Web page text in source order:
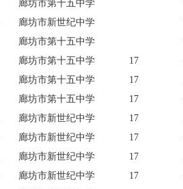
廊坊市第十五中学
廊坊市新世纪中学
廊坊市第十五中学
廊坊市第十五中学 17
廊坊市第十五中学 17
廊坊市第十五中学 17
廊坊市新世纪中学 17
廊坊市新世纪中学 17
廊坊市新世纪中学 17
廊坊市新世纪中学 17